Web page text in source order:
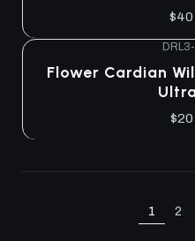
$40
Flower Cardian
$20
1 2